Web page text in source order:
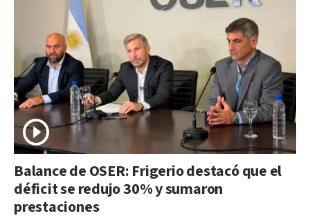
Balance de OSER: Frigerio destacó que el
déficit se redujo 30% y sumaron
prestaciones